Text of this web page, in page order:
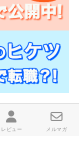
レビュー メルマガ